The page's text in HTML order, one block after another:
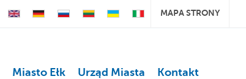
MAPA STRONY
Miasto Ełk Urząd Miasta Kontakt